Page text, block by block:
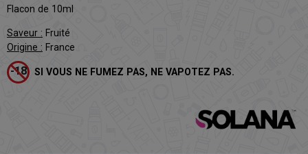
Flacon de 10ml
Saveur : Fruité
Origine : France
SI VOUS NE FUMEZ PAS, NE VAPOTEZ PAS.